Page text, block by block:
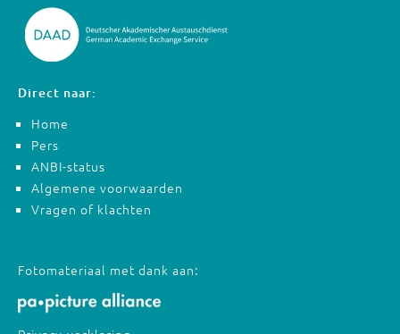
Direct naar:
Home
Pers
ANBI-status
Algemene voorwaarden
Vragen of klachten
Fotomateriaal met dank aan: